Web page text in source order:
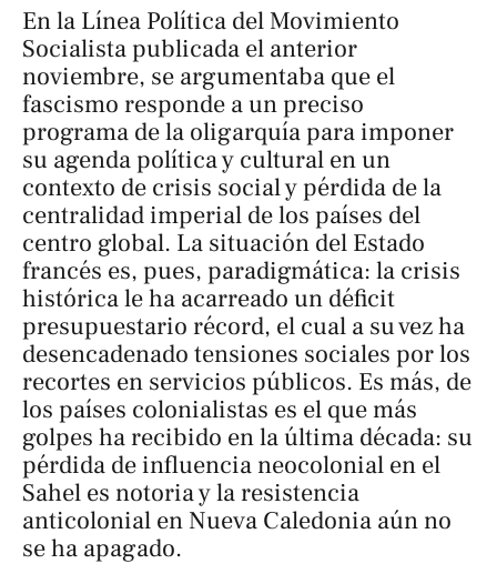
En la Línea Política del Movimiento
Socialista publicada el anterior
noviembre, se argumentaba que el
fascismo responde a un preciso
programa de la oligarquía para imponer
su agenda política y cultural en un
contexto de crisis social y pérdida de la
centralidad imperial de los países del
centro global. La situación del Estado
francés es, pues, paradigmática: la crisis
histórica le ha acarreado un déficit
presupuestario récord, el cual a su vez ha
desencadenado tensiones sociales por los
recortes en servicios públicos. Es más, de
los países colonialistas es el que más
golpes ha recibido en la última década: su
pérdida de influencia neocolonial en el
Sahel es notoria y la resistencia
anticolonial en Nueva Caledonia aún no
se ha apagado.